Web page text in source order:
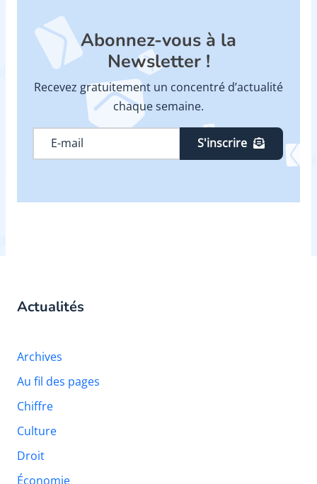
Abonnez-vous à la
Newsletter !
Recevez gratuitement un concentré d’actualité
chaque semaine.
S'inscrire
Actualités
Archives
Au fil des pages
Chiffre
Culture
Droit
Économie